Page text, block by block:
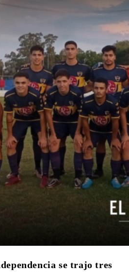
se trajo tres